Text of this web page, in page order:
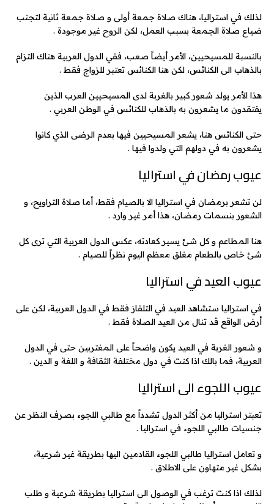
لذلك في استراليا، هناك صلاة جمعة أولى و صلاة جمعة ثانية لتجنب
ضياع صلاة الجمعة بسبب العمل، لكن الروح غير موجودة .
بالنسبة للمسيحيين، الأمر أيضاً صعب، ففي الدول العربية هناك التزام
بالذهاب الى الكنائس، لكن هنا الكنائس تعتبر للزواج فقط .
هذا الأمر يولد شعور كبير بالغربة لدى المسيحيين العرب الذين
يفتقدون ما يشعرون به بالذهاب للكنائس في الوطن العربي .
حتى الكنائس هنا، يشعر المسيحيين فيها بعدم الرضى الذي كانوا
يشعرون به في دولهم التي ولدوا فيها .
عيوب رمضان في استراليا
لن تشعر برمضان في استراليا الا بالصيام فقط، أما صلاة التراويح، و
الشعور بنسمات رمضان، هذا أمر غير وارد .
هنا المطاعم و كل شئ يسير كعادته، عكس الدول العربية التي ترى كل
شئ خاص بالطعام مغلق معظم اليوم نظراً للصيام .
عيوب العيد في استراليا
في استراليا ستشاهد العيد في التلفاز فقط في الدول العربية، لكن على
أرض الواقع قد تنال من العيد الصلاة فقط .
و شعور الغربة في العيد يكون واضحاً على المغتربين حتى في الدول
العربية، فما بالك اذا كنت في دول مختلفة الثقافة و اللغة و الدين .
عيوب اللجوء الى استراليا
تعبتر استراليا من أكثر الدول تشدداً مع طالبي اللجوء بصرف النظر عن
جنسيات طالبي اللجوء في استراليا .
و تعامل استراليا طالبي اللجوء القادمين اليها بطريقة غير شرعية،
بشكل غير متهاون على الاطلاق .
لذلك اذا كنت ترغب في الوصول الى استراليا بطريقة شرعية و طلب